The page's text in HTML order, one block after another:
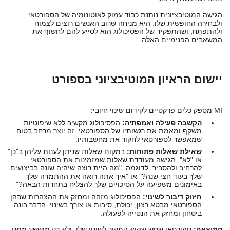
הגישה המוטיבציונית נותנת כבוד עמוק לאוטונומיה של הספורטאי
ולבחירה החופשית שלו. היא מניחה שרוב האנשים רוצים לצמוח
ולהתפתח, ושהתפקיד של הפסיכולוג הוא לסייע להם לחשוף את
המשאבים הפנימיים האלה.
יישום הראיון המוטיבציוני בספורט
MI מספק כלים פרקטיים לקידום שינוי חיובי:
הקשבה פעילה ואמפתיה: הפסיכולוג מקשיב ללא שיפוטיות,
משקף ומאמת את רגשותיו של הספורטאי. זה יוצר מרחב בטוח
שמאפשר לספורטאי לחקור את מחשבותיו.
שאילת שאלות פתוחות: במקום שאלות שניתן לענות עליהן ב"כן"
או "לא", הגישה מעודדת שאלות שמזמינות את הספורטאי
להרחיב ולהסביר. לדוגמה: "מה היית רוצה שיהיה שונה בביצועים
שלך בעוד חצי שנה?" או "איך אתה רואה את ההתמדה שלך
באימונים משפיעה על הסיכויים שלך להצליח בתחרות הבאה?"
חיזוק דיבור לשינוי: הפסיכולוג מזהה ומחזק את ההצהרות שבהן
הספורטאי מבטא רצון, יכולת, סיבות או צורך בשינוי. הדבר בונה
ביטחון ומחזק את הנטייה לפעולה.